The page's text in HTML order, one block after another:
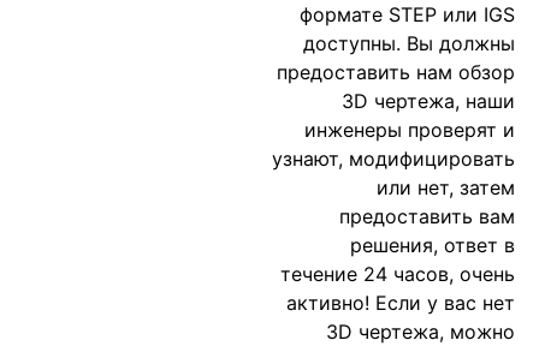
формате STEP или IGS
доступны. Вы должны
предоставить нам обзор
3D чертежа, наши
инженеры проверят и
узнают, модифицировать
или нет, затем
предоставить вам
решения, ответ в
течение 24 часов, очень
активно! Если у вас нет
3D чертежа, можно